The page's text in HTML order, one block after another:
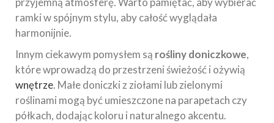
ramki w spójnym stylu, aby całość wyglądała
harmonijnie.
Innym ciekawym pomysłem są rośliny doniczkowe,
które wprowadzą do przestrzeni świeżość i ożywią
wnętrze. Małe doniczki z ziołami lub zielonymi
roślinami mogą być umieszczone na parapetach czy
półkach, dodając koloru i naturalnego akcentu.